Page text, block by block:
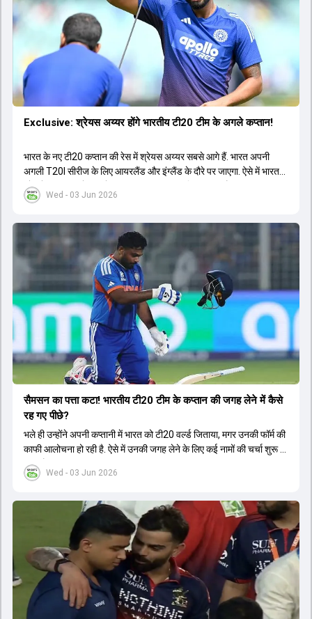
Wed - 03 Jun 2026
Exclusive: श्रेयस अय्यर होंगे भारतीय टी20 टीम के अगले कप्तान!
भारत के नए टी20 कप्तान की रेस में श्रेयस अय्यर सबसे आगे हैं. भारत अपनी
अगली T20I सीरीज के लिए आयरलैंड और इंग्लैंड के दौरे पर जाएगा. ऐसे में भारत
को श्रेयस अय्यर के रूप में एक नया T20I कप्तान मिल सकता है.
Wed - 03 Jun 2026
सैमसन का पत्ता कटा! भारतीय टी20 टीम के कप्तान की जगह लेने में कैसे
रह गए पीछे?
भले ही उन्होंने अपनी कप्तानी में भारत को टी20 वर्ल्ड जिताया, मगर उनकी फॉर्म की
काफी आलोचना हो रही है. ऐसे में उनकी जगह लेने के लिए कई नामों की चर्चा शुरू हो
चुकी है.